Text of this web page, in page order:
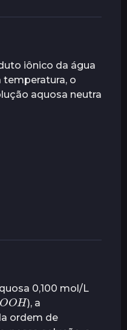
iônico da água
temperatura, o
aquosa neutra
0,100 mol/L
OO
), a
ordem de